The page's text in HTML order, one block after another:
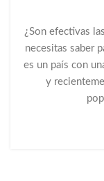
GOTAS DE
¿Son efectivas
necesitas saber
es un país con
y